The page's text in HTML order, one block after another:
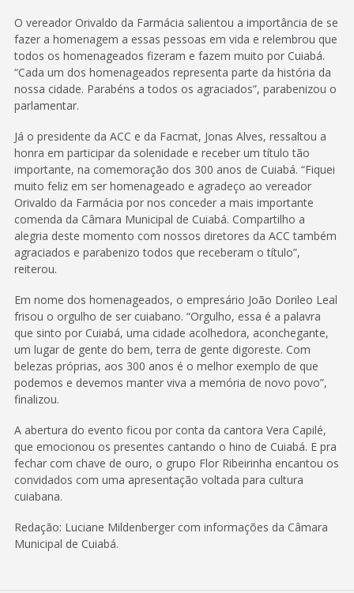
O vereador Orivaldo da Farmácia salientou a importância de se
fazer a homenagem a essas pessoas em vida e relembrou que
todos os homenageados fizeram e fazem muito por Cuiabá.
“Cada um dos homenageados representa parte da história da
nossa cidade. Parabéns a todos os agraciados”, parabenizou o
parlamentar.
Já o presidente da ACC e da Facmat, Jonas Alves, ressaltou a
honra em participar da solenidade e receber um título tão
importante, na comemoração dos 300 anos de Cuiabá. “Fiquei
muito feliz em ser homenageado e agradeço ao vereador
Orivaldo da Farmácia por nos conceder a mais importante
comenda da Câmara Municipal de Cuiabá. Compartilho a
alegria deste momento com nossos diretores da ACC também
agraciados e parabenizo todos que receberam o título”,
reiterou.
Em nome dos homenageados, o empresário João Dorileo Leal
frisou o orgulho de ser cuiabano. “Orgulho, essa é a palavra
que sinto por Cuiabá, uma cidade acolhedora, aconchegante,
um lugar de gente do bem, terra de gente digoreste. Com
belezas próprias, aos 300 anos é o melhor exemplo de que
podemos e devemos manter viva a memória de novo povo”,
finalizou.
A abertura do evento ficou por conta da cantora Vera Capilé,
que emocionou os presentes cantando o hino de Cuiabá. E pra
fechar com chave de ouro, o grupo Flor Ribeirinha encantou os
convidados com uma apresentação voltada para cultura
cuiabana.
Redação: Luciane Mildenberger com informações da Câmara
Municipal de Cuiabá.